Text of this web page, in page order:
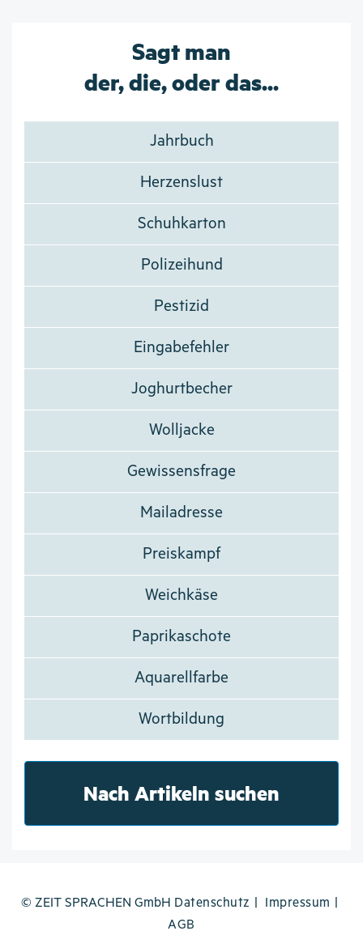
Sagt man
der, die, oder das...
Jahrbuch
Herzenslust
Schuhkarton
Polizeihund
Pestizid
Eingabefehler
Joghurtbecher
Wolljacke
Gewissensfrage
Mailadresse
Preiskampf
Weichkäse
Paprikaschote
Aquarellfarbe
Wortbildung
Nach Artikeln suchen
© ZEIT SPRACHEN GmbH Datenschutz
Impressum
AGB